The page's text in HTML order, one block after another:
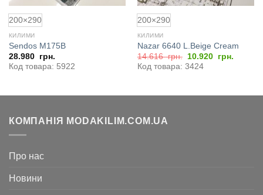
200×290
КИЛИМИ
Sendos M175B
28.980 грн.
Код товара: 5922
200×290
КИЛИМИ
Nazar 6640 L.Beige Cream
14.616грн.
Оригінальна
ціна:
14.616
10.920 грн.
Код товара: 3424
КОМПАНІЯ MODAKILIM.COM.UA
Про нас
Новини